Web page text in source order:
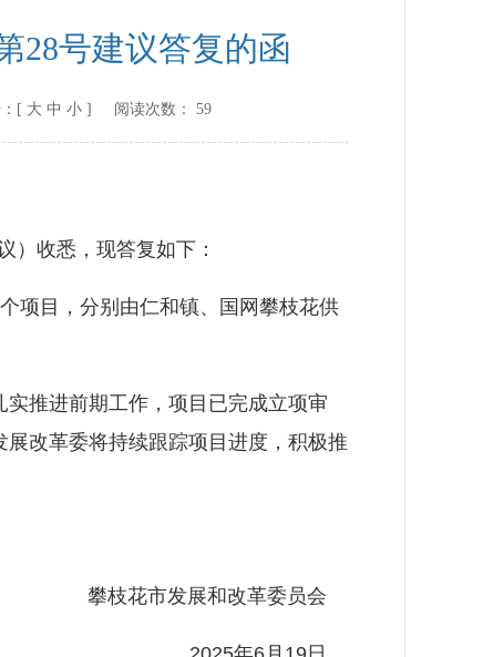
28号建议答复的函
[ 大 中 小] 阅读次数： 59
收悉，现答复如下：
目，分别由仁和镇、国网攀枝花供
推进前期工作，项目已完成立项审
改革委将持续跟踪项目进度，积极推
攀枝花市发展和改革委员会